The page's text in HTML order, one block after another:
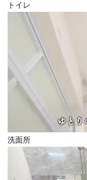
トイレ
洗面所